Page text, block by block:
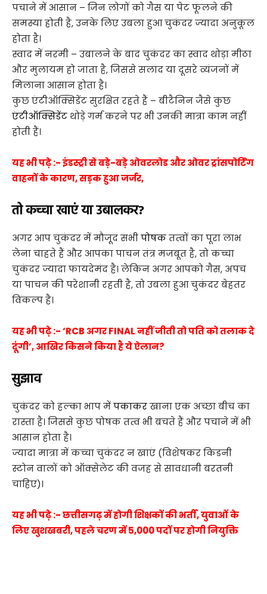
पचाने में आसान – जिन लोगों को गैस या पेट फूलने की
समस्या होती है, उनके लिए उबला हुआ चुकंदर ज्यादा अनुकूल
होता है।
स्वाद में नरमी – उबालने के बाद चुकंदर का स्वाद थोड़ा मीठा
और मुलायम हो जाता है, जिससे सलाद या दूसरे व्यंजनों में
मिलाना आसान होता है।
कुछ एंटीऑक्सिडेंट सुरक्षित रहते हैं – बीटैनिन जैसे कुछ
एंटीऑक्सिडेंट थोड़े गर्म करने पर भी उनकी मात्रा काम नहीं
होती हैं।
यह भी पढ़े :- इंडस्ट्री से बड़े-बड़े ओवरलोड और ओवर ट्रांसपोर्टिंग
वाहनों के कारण, सड़क हुआ जर्जर,
तो कच्चा खाएं या उबालकर?
अगर आप चुकंदर में मौजूद सभीपोषकतत्वों का पूरा लाभ
लेना चाहते हैं और आपका पाचन तंत्र मजबूत है, तो कच्चा
चुकंदर ज्यादा फायदेमंद है। लेकिन अगर आपको गैस, अपच
या पाचन की परेशानी रहती है, तो उबला हुआ चुकंदर बेहतर
विकल्प है।
यह भी पढ़े :- ‘RCB अगर FINAL नहीं जीती तो पति को तलाक दे
दूंगी’, आखिर किसने किया है ये ऐलान?
सुझाव
चुकंदर को हल्का भाप मेंपकाकरखाना एक अच्छा बीच का
रास्ता है। जिससे कुछ पोषक तत्व भी बचते हैं और पचाने में भी
आसान होता है।
ज्यादा मात्रा में कच्चा चुकंदर न खाएं (विशेषकर किडनी
स्टोन वालों को ऑक्सेलेट की वजह से सावधानी बरतनी
चाहिए)।
यह भी पढ़े :- छत्तीसगढ़ में होगी शिक्षकों की भर्ती, युवाओं के
लिए खुशखबरी, पहले चरण में 5,000 पदों पर होगी नियुक्ति